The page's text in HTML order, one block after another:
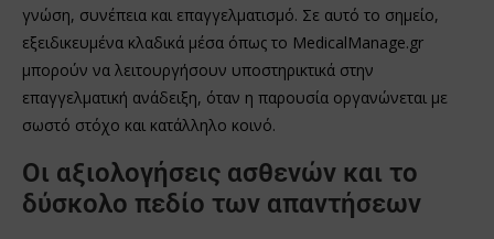
γνώση, συνέπεια και επαγγελματισμό. Σε αυτό το σημείο,
εξειδικευμένα κλαδικά μέσα όπως το MedicalManage.gr
μπορούν να λειτουργήσουν υποστηρικτικά στην
επαγγελματική ανάδειξη, όταν η παρουσία οργανώνεται με
σωστό στόχο και κατάλληλο κοινό.
Οι αξιολογήσεις ασθενών και το
δύσκολο πεδίο των απαντήσεων